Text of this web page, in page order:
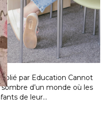
de la guerre, des
de
par Education Cannot
d’un monde où les
de leur…